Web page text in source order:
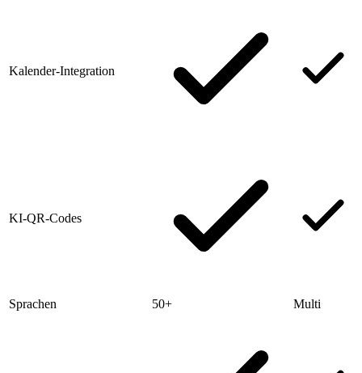
Kalender-Integration
KI-QR-Codes
Sprachen 50+ Multi